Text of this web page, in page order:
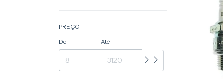
PREÇO
De Até